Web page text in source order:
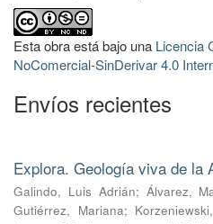
Esta obra está bajo una Licencia
NoComercial-SinDerivar 4.0
Envíos recientes
Explora. Geología viva de la
Galindo, Luis Adrián; Álvarez,
Gutiérrez, Mariana;